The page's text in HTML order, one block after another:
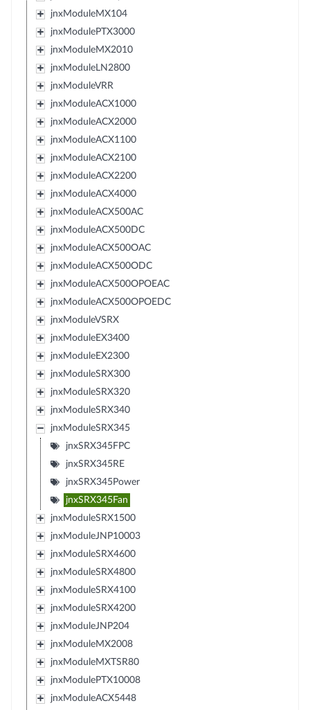
jnxModuleMX104
jnxModulePTX3000
jnxModuleMX2010
jnxModuleLN2800
jnxModuleVRR
jnxModuleACX1000
jnxModuleACX2000
jnxModuleACX1100
jnxModuleACX2100
jnxModuleACX2200
jnxModuleACX4000
jnxModuleACX500AC
jnxModuleACX500DC
jnxModuleACX500OAC
jnxModuleACX500ODC
jnxModuleACX500OPOEAC
jnxModuleACX500OPOEDC
jnxModuleVSRX
jnxModuleEX3400
jnxModuleEX2300
jnxModuleSRX300
jnxModuleSRX320
jnxModuleSRX340
jnxModuleSRX345
jnxSRX345FPC
jnxSRX345RE
jnxSRX345Power
jnxSRX345Fan
jnxModuleSRX1500
jnxModuleJNP10003
jnxModuleSRX4600
jnxModuleSRX4800
jnxModuleSRX4100
jnxModuleSRX4200
jnxModuleJNP204
jnxModuleMX2008
jnxModuleMXTSR80
jnxModulePTX10008
jnxModuleACX5448